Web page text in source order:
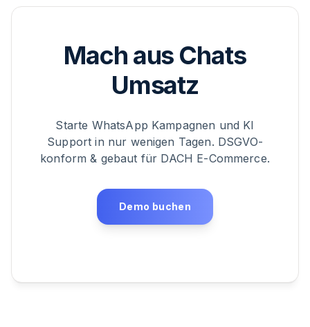
Mach aus Chats
Umsatz
Starte WhatsApp Kampagnen und KI
Support in nur wenigen Tagen. DSGVO-
konform & gebaut für DACH E-Commerce.
Demo buchen